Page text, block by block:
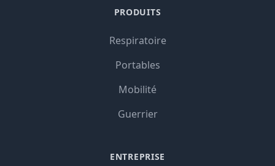
PRODUITS
Respiratoire
Portables
Mobilité
Guerrier
ENTREPRISE